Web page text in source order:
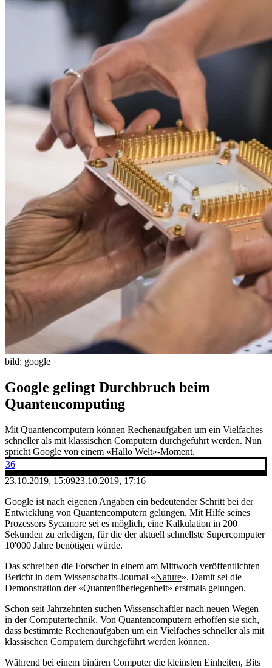
bild: google
Google gelingt Durchbruch beim
Quantencomputing
Mit Quantencomputern können Rechenaufgaben um ein Vielfaches
schneller als mit klassischen Computern durchgeführt werden. Nun
spricht Google von einem «Hallo Welt»-Moment.
36
23.10.2019, 15:0923.10.2019, 17:16
Google ist nach eigenen Angaben ein bedeutender Schritt bei der
Entwicklung von Quantencomputern gelungen. Mit Hilfe seines
Prozessors Sycamore sei es möglich, eine Kalkulation in 200
Sekunden zu erledigen, für die der aktuell schnellste Supercomputer
10'000 Jahre benötigen würde.
Das schreiben die Forscher in einem am Mittwoch veröffentlichten
Bericht in dem Wissenschafts-Journal «Nature». Damit sei die
Demonstration der «Quantenüberlegenheit» erstmals gelungen.
Schon seit Jahrzehnten suchen Wissenschaftler nach neuen Wegen
in der Computertechnik. Von Quantencomputern erhoffen sie sich,
dass bestimmte Rechenaufgaben um ein Vielfaches schneller als mit
klassischen Computern durchgeführt werden können.
Während bei einem binären Computer die kleinsten Einheiten, Bits